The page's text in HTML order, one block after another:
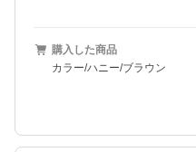
購入した商品
カラー/ハニー/ブラウン